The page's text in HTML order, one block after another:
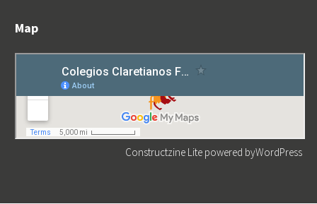
Map
Constructzine Lite powered byWordPress